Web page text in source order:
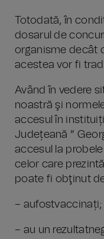
Totodată, în
dosarul de
organisme decât
acestea vor fi
Având în vedere
noastră şi
accesul în
Județeană ”
accesul la
celor care
poate fi obţinut
– aufostvaccinați;
– au un